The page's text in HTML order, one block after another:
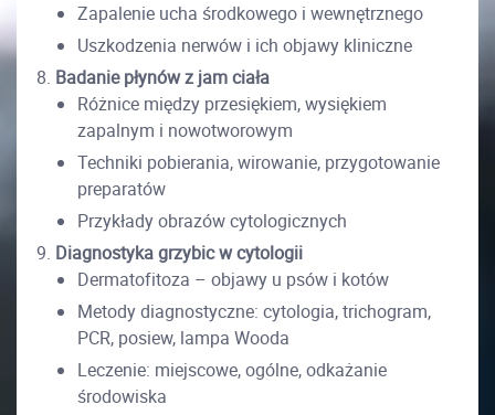
Zapalenie ucha środkowego i wewnętrznego
Uszkodzenia nerwów i ich objawy kliniczne
Badanie płynów z jam ciała
Różnice między przesiękiem, wysiękiem
zapalnym i nowotworowym
Techniki pobierania, wirowanie, przygotowanie
preparatów
Przykłady obrazów cytologicznych
Diagnostyka grzybic w cytologii
Dermatofitoza – objawy u psów i kotów
Metody diagnostyczne: cytologia, trichogram,
PCR, posiew, lampa Wooda
Leczenie: miejscowe, ogólne, odkażanie
środowiska